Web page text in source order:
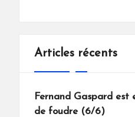
Articles récents
Fernand Gaspard est
de foudre (6/6)